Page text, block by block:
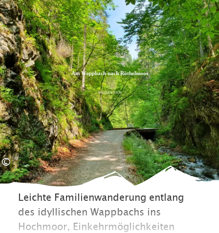
Zum
Inhalt
Zur
Suche
Zum
Footer
©
Am Wappbach nach Röthelmoos
WANDERTOUR
Leichte Familienwanderung entlang
des idyllischen Wappbachs ins
Hochmoor, Einkehrmöglichkeiten